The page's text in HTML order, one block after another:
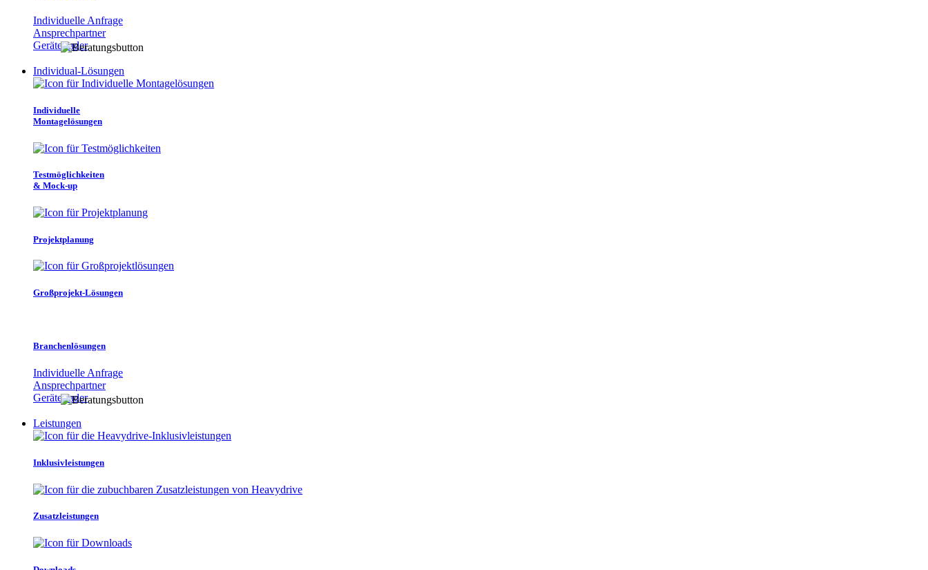
Individuelle Anfrage
Ansprechpartner
Gerätefinder
Individual-Lösungen
Individuelle
Montagelösungen
Testmöglichkeiten
& Mock-up
Projektplanung
Großprojekt-Lösungen
Branchenlösungen
Individuelle Anfrage
Ansprechpartner
Gerätefinder
Leistungen
Inklusivleistungen
Zusatzleistungen